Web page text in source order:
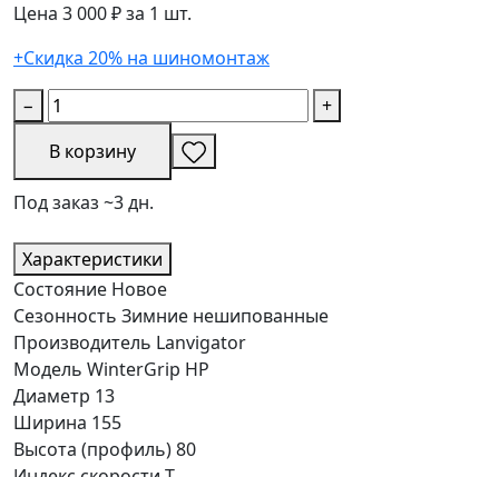
Цена 3 000 ₽ за 1 шт.
+Скидка 20% на шиномонтаж
−
+
В корзину
Под заказ ~3 дн.
Характеристики
Состояние Новое
Сезонность Зимние нешипованные
Производитель Lanvigator
Модель WinterGrip HP
Диаметр 13
Ширина 155
Высота (профиль)80